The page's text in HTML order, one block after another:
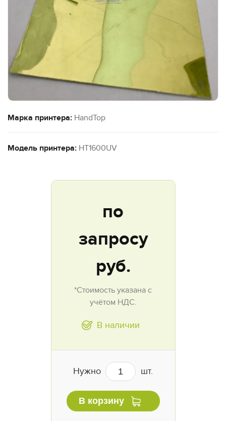
Марка принтера: HandTop
Модель принтера: HT1600UV
по
запросу
руб.
*Стоимость указана с
учётом НДС.
В наличии
Нужно шт.
В корзину